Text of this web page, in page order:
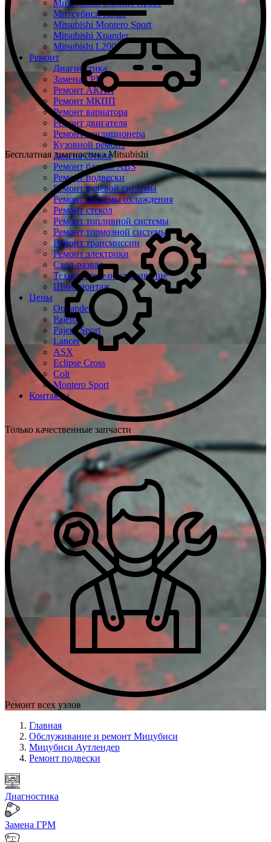
Митсубиси Эклипс Кросс
Митсубиси Кольт
Mitsubishi Montero Sport
Mitsubishi Xpander
Mitsubishi L200
Ремонт
Диагностика
Замена ГРМ
Ремонт АКПП
Ремонт МКПП
Ремонт вариатора
Ремонт двигателя
Ремонт кондиционера
Кузовной ремонт
Замена стекла
Ремонт блоков ABS
Ремонт подвески
Ремонт рулевой системы
Ремонт системы охлаждения
Ремонт стекол
Ремонт топливной системы
Ремонт тормозной системы
Ремонт трансмиссии
Ремонт электрики
Сход-развал
Техническое обслуживание
Шиномонтаж
Цены
Outlander
Pajero
Pajero Sport
Lancer
ASX
Eclipse Cross
Colt
Montero Sport
Контакты
Бесплатная диагностика Mitsubishi
Только качественные запчасти
Ремонт всех узлов
Главная
Обслуживание и ремонт Мицубиси
Мицубиси Аутлендер
Ремонт подвески
Диагностика
Замена ГРМ